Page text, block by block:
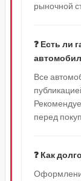
рыночной
❓ Есть ли
Все
перед
❓ Как